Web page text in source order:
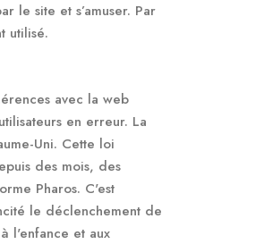
le site et s’amuser. Par
utilisé.
avec la web
en erreur. La
Uni. Cette loi
des mois, des
Pharos. C'est
le déclenchement de
l'enfance et aux